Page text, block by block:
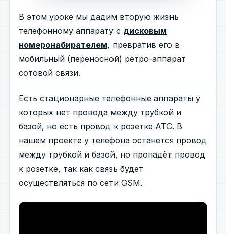
В этом уроке мы дадим вторую жизнь
телефонному аппарату с дисковым
номеронабирателем, превратив его в
мобильный (переносной) ретро-аппарат
сотовой связи.
Есть стационарные телефонные аппараты у
которых нет провода между трубкой и
базой, но есть провод к розетке АТС. В
нашем проекте у телефона останется провод
между трубкой и базой, но пропадёт провод
к розетке, так как связь будет
осуществляться по сети GSM.